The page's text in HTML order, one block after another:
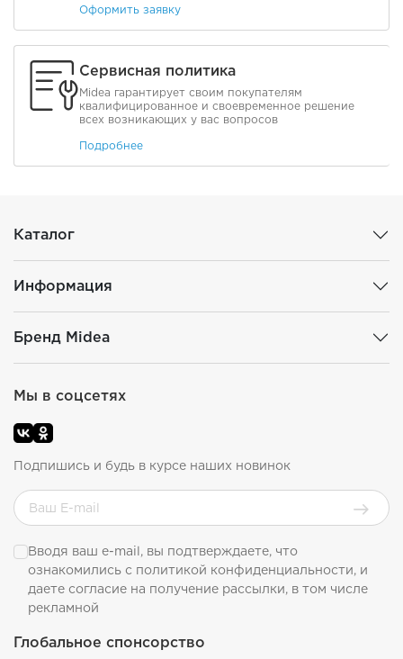
Оформить заявку
Сервисная политика
Midea гарантирует своим покупателям
квалифицированное и своевременное решение
всех возникающих у вас вопросов
Подробнее
Каталог
Информация
Бренд Midea
Глобальное спонсорство
Мы в соцсетях
Подпишись и будь в курсе наших новинок
Вводя ваш e-mail, вы подтверждаете, что
ознакомились с политикой конфиденциальности, и
даете согласие на получение рассылки, в том числе
рекламной